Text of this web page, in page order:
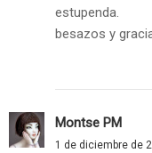
estupenda.
besazos y
Montse PM
1 de diciembre de